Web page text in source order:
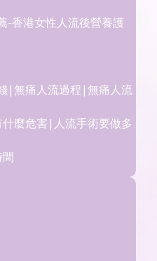
-香港女性人流後營養護
|無痛人流過程|無痛人流
麼危害|人流手術要做多